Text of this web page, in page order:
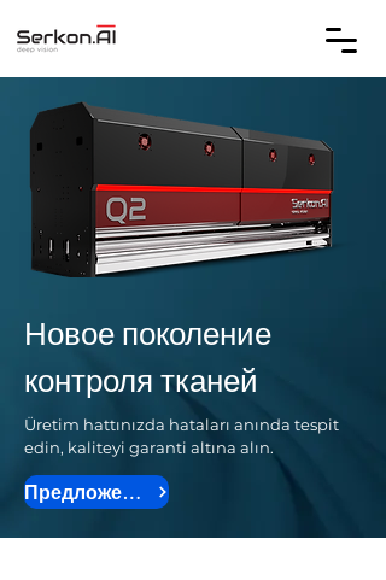
Новое поколение
контроля тканей
Üretim hattınızda hataları anında tespit
edin, kaliteyi garanti altına alın.
Предложение